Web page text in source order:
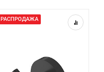
РАСПРОДАЖА